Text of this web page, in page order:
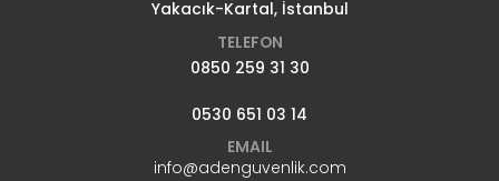
Yakacık-Kartal, İstanbul
TELEFON
0850 259 31 30
0530 651 03 14
EMAIL
info@adenguvenlik.com